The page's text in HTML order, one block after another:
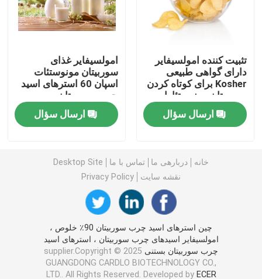
درخواست نقل قول
امولسیفایر درجه مواد غذایی
امولسیفایرهای غذایی طبیعی
مونوگلیسیرید مقطر
مونو و دیگلیسیرید
گلیسرول مونو استئارات
کیک بهبود دهنده امولسیون
تثبیت کننده امولسیفایر
دارای گواهی طبیعی
Kosher برای کوتاه کردن
سوربیتان مونوستئارات
ارسال سؤال
امولسیفایر غذای
سوربیتان مونوستئات
اسپان 60 استرهای اسید
چرب سوربیتان
ارسال سؤال
خانه دربارهی ما تماس با ما
Desktop Site
نقشه سایت
Privacy Policy
چین استرهای اسید چرب سوربیتان 90٪ خلوص ،
امولسیفایر اسیدهای چرب سوربیتان ، استرهای اسید
چرب سوربیتان بستنی supplier.Copyright © 2025
GUANGDONG CARDLO BIOTECHNOLOGY CO.,
LTD.. All Rights Reserved. Developed by ECER